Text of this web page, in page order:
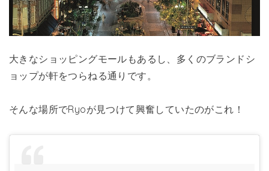
大きなショッピングモールもあるし、多くのブランドシ
ョップが軒をつらねる通りです。
そんな場所でRyoが見つけて興奮していたのがこれ！